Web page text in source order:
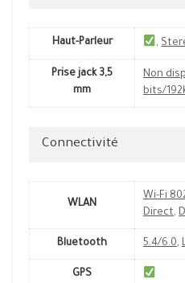
Haut-Parleur ,
Prise jack 3,5
mm
Non
bits/
Connectivité
WLAN
Wi-Fi
Direct,
Bluetooth 5.4/6.0,
GPS